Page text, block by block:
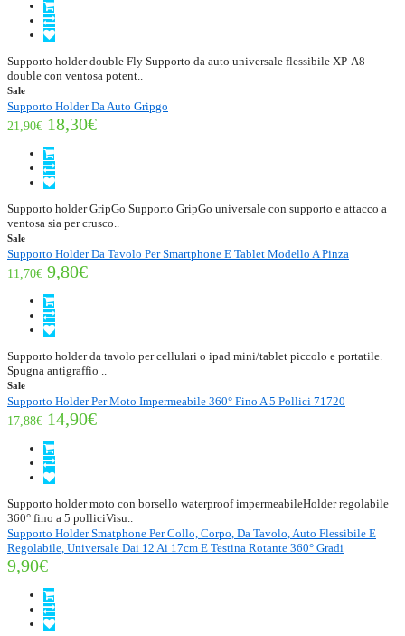
Supporto holder double Fly Supporto da auto universale flessibile XP-A8
double con ventosa potent..
Sale
Supporto Holder Da Auto Gripgo
21,90€ 18,30€
Supporto holder GripGo Supporto GripGo universale con supporto e attacco a
ventosa sia per crusco..
Sale
Supporto Holder Da Tavolo Per Smartphone E Tablet Modello A Pinza
11,70€ 9,80€
Supporto holder da tavolo per cellulari o ipad mini/tablet piccolo e portatile.
Spugna antigraffio ..
Sale
Supporto Holder Per Moto Impermeabile 360° Fino A 5 Pollici 71720
17,88€ 14,90€
Supporto holder moto con borsello waterproof impermeabileHolder regolabile
360° fino a 5 polliciVisu..
Supporto Holder Smatphone Per Collo, Corpo, Da Tavolo, Auto Flessibile E
Regolabile, Universale Dai 12 Ai 17cm E Testina Rotante 360° Gradi
9,90€